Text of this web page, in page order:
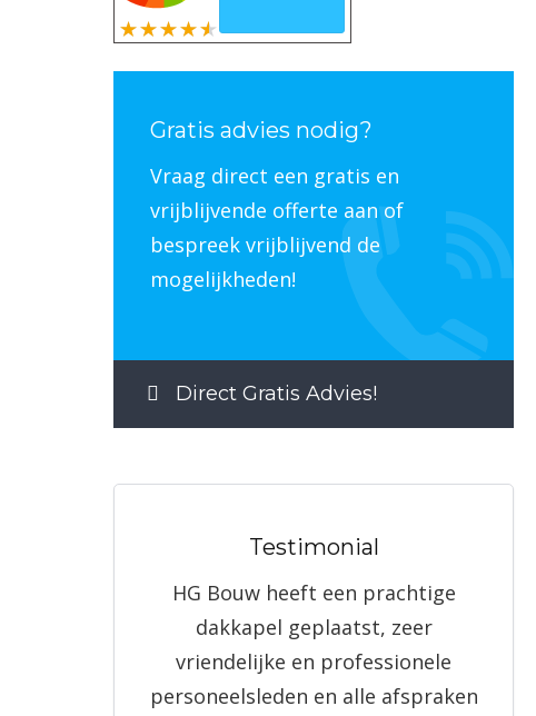
Gratis advies nodig?
Vraag direct een gratis en
vrijblijvende offerte aan of
bespreek vrijblijvend de
mogelijkheden!
Direct Gratis Advies!
Testimonial
HG Bouw heeft een prachtige
dakkapel geplaatst, zeer
vriendelijke en professionele
personeelsleden en alle afspraken